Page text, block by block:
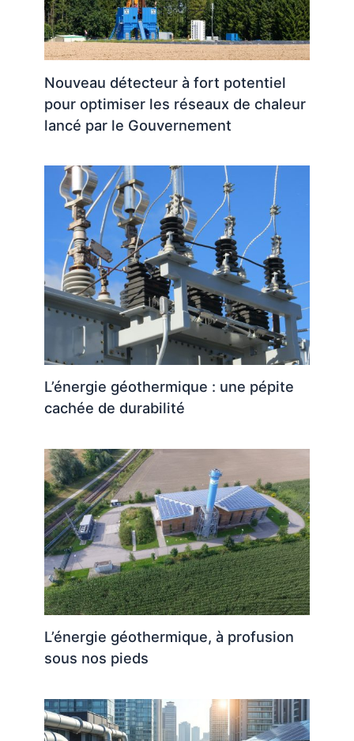
Nouveau détecteur à fort potentiel
pour optimiser les réseaux de chaleur
lancé par le Gouvernement
L’énergie géothermique : une pépite
cachée de durabilité
L’énergie géothermique, à profusion
sous nos pieds